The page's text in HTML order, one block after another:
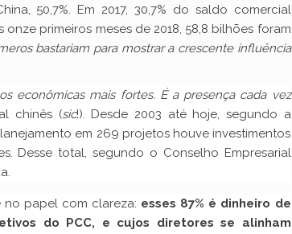
50,7%. Em 2017, 30,7% do saldo comercial
primeiros meses de 2018, 58,8 bilhões foram
bastariam para mostrar a crescente influência
econômicas mais fortes. É a presença cada vez
chinês (sic!). Desde 2003 até hoje, segundo a
em 269 projetos houve investimentos
Desse total, segundo o Conselho Empresarial
no papel com clareza: esses 87% é dinheiro de
do PCC, e cujos diretores se alinham